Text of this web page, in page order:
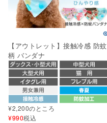
【アウトレット】接触冷感 防蚊
柄 バンダナ
¥2,200のところ
¥990税込